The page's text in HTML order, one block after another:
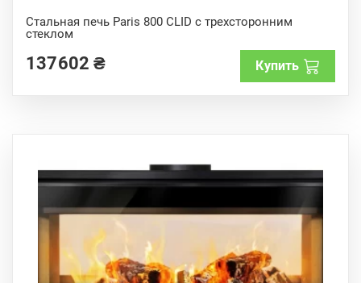
Стальная печь Paris 800 CLID с трехсторонним
стеклом
o
u
t
f137602₴ Купить